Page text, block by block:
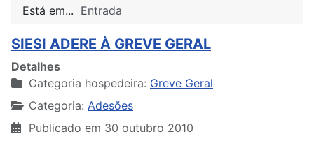
Está em... Entrada
SIESI ADERE À GREVE GERAL
Detalhes
Categoria hospedeira: Greve Geral
Categoria: Adesões
Publicado em 30 outubro 2010